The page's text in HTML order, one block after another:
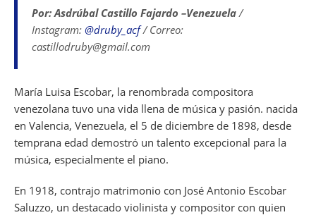
c
e
o
o
k
at
s
p
p
e
gr
a
m
ai
l
re
a
s
d k
n
Por: Asdrúbal Castillo Fajardo –Venezuela /
Instagram: @druby_acf/ Correo:
castillodruby@gmail.com
María Luisa Escobar, la renombrada compositora
venezolana tuvo una vida llena de música y pasión. nacida
en Valencia, Venezuela, el 5 de diciembre de 1898, desde
temprana edad demostró un talento excepcional para la
música, especialmente el piano.
En 1918, contrajo matrimonio con José Antonio Escobar
Saluzzo, un destacado violinista y compositor con quien